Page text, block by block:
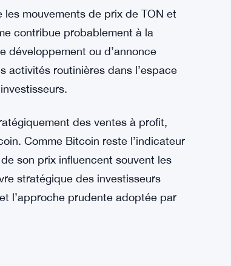
mouvements de prix de TON et
contribue probablement à la
développement ou d’annonce
activités routinières dans l’espace
des ventes à profit,
Comme Bitcoin reste l’indicateur
son prix influencent souvent les
stratégique des investisseurs
l’approche prudente adoptée par